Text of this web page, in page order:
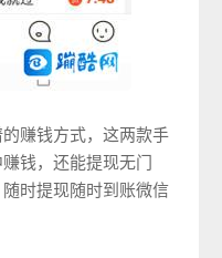
赚钱方式，这两款手
钱，还能提现无门
时提现随时到账微信